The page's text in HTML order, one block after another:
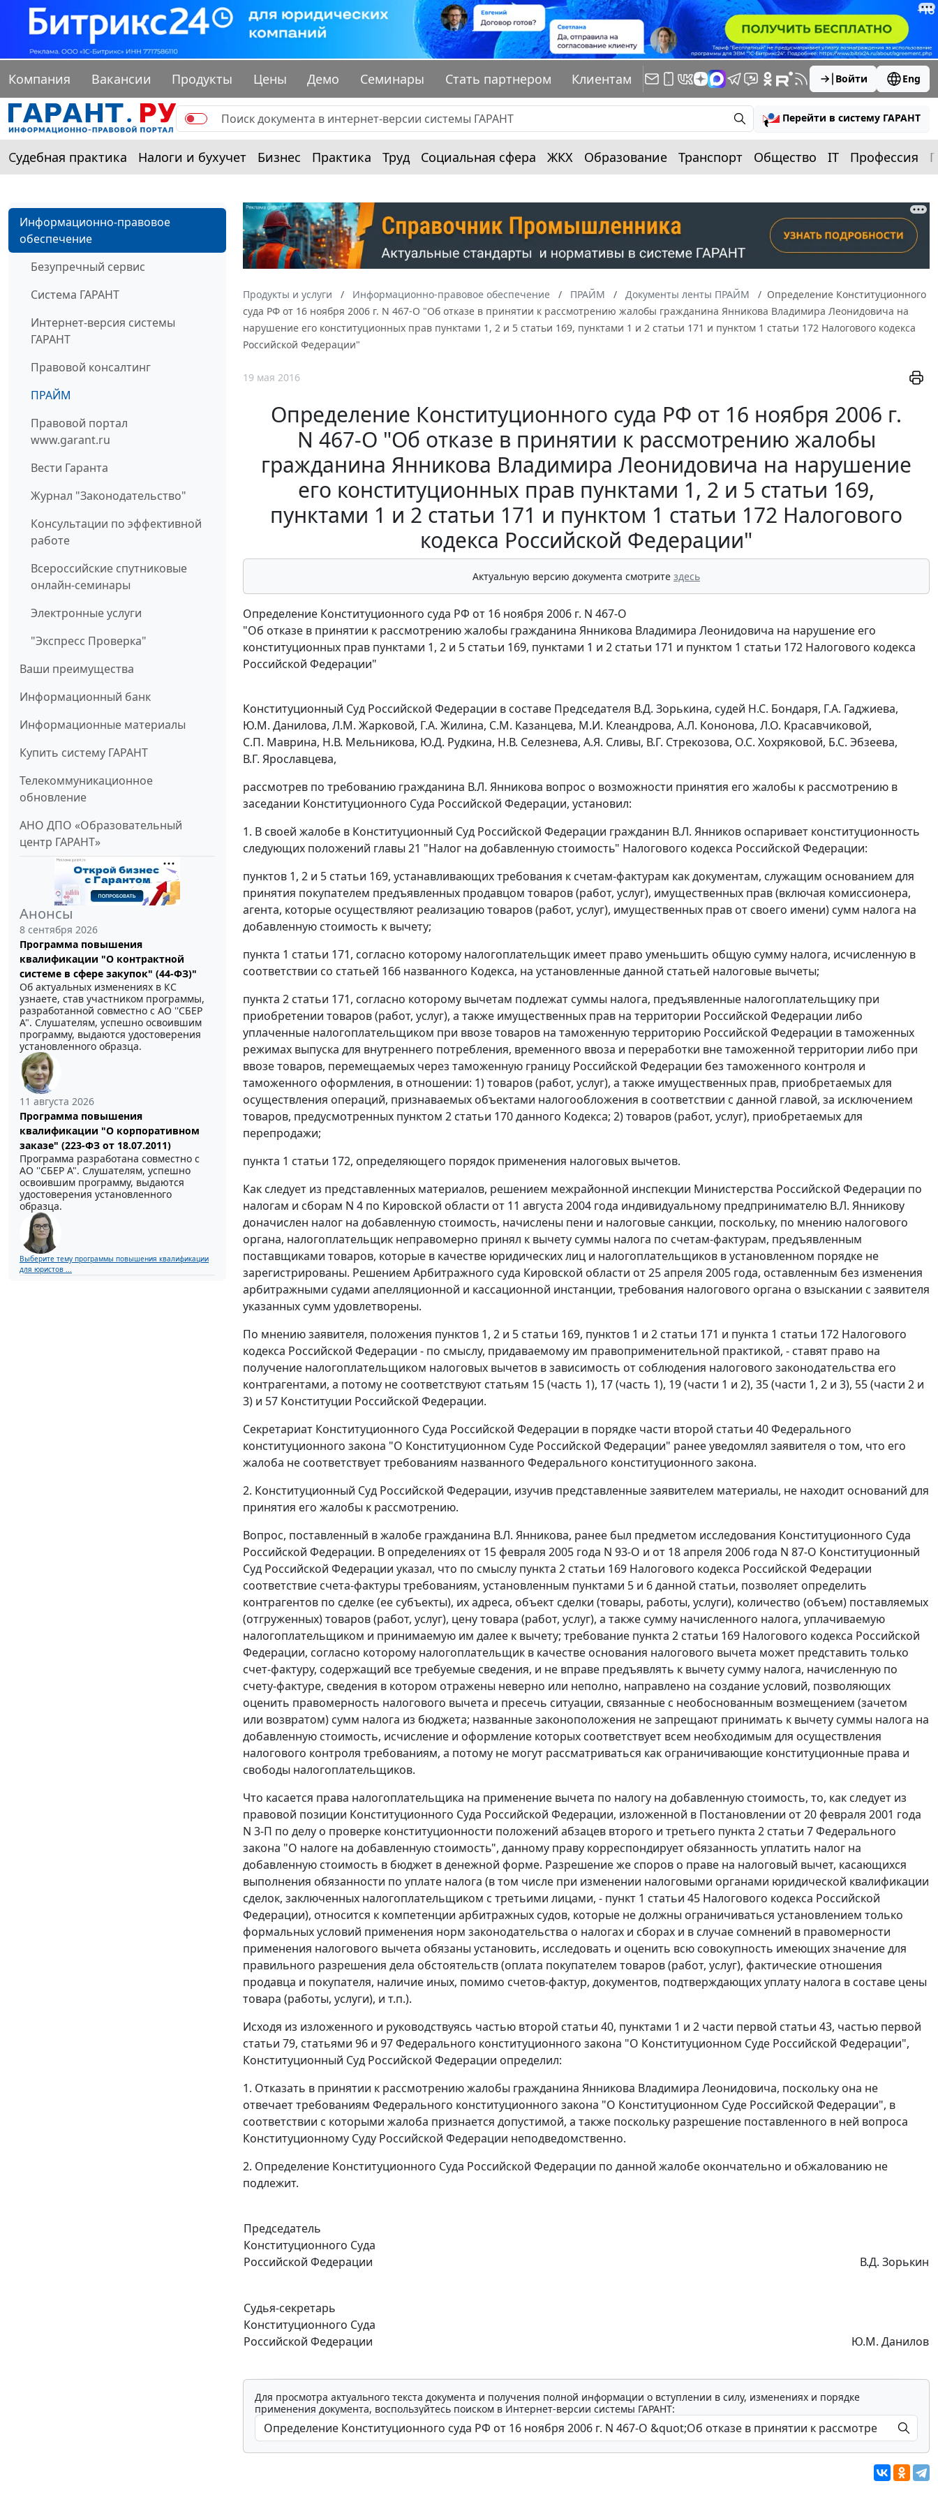
Компания Вакансии Продукты Цены Демо Семинары Стать партнером Клиентам Войти Eng
Перейти в систему ГАРАНТ
Судебная практика Налоги и бухучет Бизнес Практика Труд Социальная сфера ЖКХ Образование Транспорт Общество IT Профессия
Информационно-правовое
обеспечение
Безупречный сервис
Система ГАРАНТ
Интернет-версия системы
ГАРАНТ
Правовой консалтинг
ПРАЙМ
Правовой портал
www.garant.ru
Вести Гаранта
Журнал "Законодательство"
Консультации по эффективной
работе
Всероссийские спутниковые
онлайн-семинары
Электронные услуги
"Экспресс Проверка"
Ваши преимущества
Информационный банк
Информационные материалы
Купить систему ГАРАНТ
Телекоммуникационное
обновление
АНО ДПО «Образовательный
центр ГАРАНТ»
Анонсы
8 сентября 2026
Программа повышения
квалификации "О контрактной
системе в сфере закупок" (44-ФЗ)"
Об актуальных изменениях в КС
узнаете, став участником программы,
разработанной совместно с АО ''СБЕР
А". Слушателям, успешно освоившим
программу, выдаются удостоверения
установленного образца.
11 августа 2026
Программа повышения
квалификации "О корпоративном
заказе" (223-ФЗ от 18.07.2011)
Программа разработана совместно с
АО ''СБЕР А". Слушателям, успешно
освоившим программу, выдаются
удостоверения установленного
образца.
Выберите тему программы повышения квалификации
для юристов ...
Продукты и услуги Информационно-правовое обеспечение ПРАЙМ Документы ленты ПРАЙМ
Определение Конституционного
суда РФ от 16 ноября 2006 г. N 467-О "Об отказе в принятии к рассмотрению жалобы гражданина Янникова Владимира Леонидовича на
нарушение его конституционных прав пунктами 1, 2 и 5 статьи 169, пунктами 1 и 2 статьи 171 и пунктом 1 статьи 172 Налогового кодекса
Российской Федерации"
19 мая 2016
Определение Конституционного суда РФ от 16 ноября 2006 г.
N 467-О "Об отказе в принятии к рассмотрению жалобы
гражданина Янникова Владимира Леонидовича на нарушение
его конституционных прав пунктами 1, 2 и 5 статьи 169,
пунктами 1 и 2 статьи 171 и пунктом 1 статьи 172 Налогового
кодекса Российской Федерации"
Актуальную версию документа смотрите здесь
Определение Конституционного суда РФ от 16 ноября 2006 г. N 467-О
"Об отказе в принятии к рассмотрению жалобы гражданина Янникова Владимира Леонидовича на нарушение его
конституционных прав пунктами 1, 2 и 5 статьи 169, пунктами 1 и 2 статьи 171 и пунктом 1 статьи 172 Налогового кодекса
Российской Федерации"
Конституционный Суд Российской Федерации в составе Председателя В.Д. Зорькина, судей Н.С. Бондаря, Г.А. Гаджиева,
Ю.М. Данилова, Л.М. Жарковой, Г.А. Жилина, С.М. Казанцева, М.И. Клеандрова, А.Л. Кононова, Л.О. Красавчиковой,
С.П. Маврина, Н.В. Мельникова, Ю.Д. Рудкина, Н.В. Селезнева, А.Я. Сливы, В.Г. Стрекозова, О.С. Хохряковой, Б.С. Эбзеева,
В.Г. Ярославцева,
рассмотрев по требованию гражданина В.Л. Янникова вопрос о возможности принятия его жалобы к рассмотрению в
заседании Конституционного Суда Российской Федерации, установил:
1. В своей жалобе в Конституционный Суд Российской Федерации гражданин В.Л. Янников оспаривает конституционность
следующих положений главы 21 "Налог на добавленную стоимость" Налогового кодекса Российской Федерации:
пунктов 1, 2 и 5 статьи 169, устанавливающих требования к счетам-фактурам как документам, служащим основанием для
принятия покупателем предъявленных продавцом товаров (работ, услуг), имущественных прав (включая комиссионера,
агента, которые осуществляют реализацию товаров (работ, услуг), имущественных прав от своего имени) сумм налога на
добавленную стоимость к вычету;
пункта 1 статьи 171, согласно которому налогоплательщик имеет право уменьшить общую сумму налога, исчисленную в
соответствии со статьей 166 названного Кодекса, на установленные данной статьей налоговые вычеты;
пункта 2 статьи 171, согласно которому вычетам подлежат суммы налога, предъявленные налогоплательщику при
приобретении товаров (работ, услуг), а также имущественных прав на территории Российской Федерации либо
уплаченные налогоплательщиком при ввозе товаров на таможенную территорию Российской Федерации в таможенных
режимах выпуска для внутреннего потребления, временного ввоза и переработки вне таможенной территории либо при
ввозе товаров, перемещаемых через таможенную границу Российской Федерации без таможенного контроля и
таможенного оформления, в отношении: 1) товаров (работ, услуг), а также имущественных прав, приобретаемых для
осуществления операций, признаваемых объектами налогообложения в соответствии с данной главой, за исключением
товаров, предусмотренных пунктом 2 статьи 170данного Кодекса; 2) товаров (работ, услуг), приобретаемых для
перепродажи;
пункта 1 статьи 172, определяющего порядок применения налоговых вычетов.
Как следует из представленных материалов, решением межрайонной инспекции Министерства Российской Федерации по
налогам и сборам N 4 по Кировской области от 11 августа 2004 года индивидуальному предпринимателю В.Л. Янникову
доначислен налог на добавленную стоимость, начислены пени и налоговые санкции, поскольку, по мнению налогового
органа, налогоплательщик неправомерно принял к вычету суммы налога по счетам-фактурам, предъявленным
поставщиками товаров, которые в качестве юридических лиц и налогоплательщиков в установленном порядке не
зарегистрированы. Решением Арбитражного суда Кировской области от 25 апреля 2005 года, оставленным без изменения
арбитражными судами апелляционной и кассационной инстанции, требования налогового органа о взыскании с заявителя
указанных сумм удовлетворены.
По мнению заявителя, положения пунктов 1, 2 и 5 статьи 169, пунктов 1 и 2 статьи 171 и пункта 1 статьи 172 Налогового
кодекса Российской Федерации - по смыслу, придаваемому им правоприменительной практикой, - ставят право на
получение налогоплательщиком налоговых вычетов в зависимость от соблюдения налогового законодательства его
контрагентами, а потому не соответствуют статьям 15 (часть 1), 17 (часть 1), 19 (части 1 и 2), 35 (части 1, 2 и 3), 55 (части 2 и
3) и 57 Конституции Российской Федерации.
Секретариат Конституционного Суда Российской Федерации в порядке части второй статьи 40Федерального
конституционного закона "О Конституционном Суде Российской Федерации" ранее уведомлял заявителя о том, что его
жалоба не соответствует требованиям названного Федерального конституционного закона.
2. Конституционный Суд Российской Федерации, изучив представленные заявителем материалы, не находит оснований для
принятия его жалобы к рассмотрению.
Вопрос, поставленный в жалобе гражданина В.Л. Янникова, ранее был предметом исследования Конституционного Суда
Российской Федерации. В определениях от 15 февраля 2005 года N 93-О и от 18 апреля 2006 года N 87-О Конституционный
Суд Российской Федерации указал, что по смыслу пункта 2 статьи 169 Налогового кодекса Российской Федерации
соответствие счета-фактуры требованиям, установленным пунктами 5 и 6данной статьи, позволяет определить
контрагентов по сделке (ее субъекты), их адреса, объект сделки (товары, работы, услуги), количество (объем) поставляемых
(отгруженных) товаров (работ, услуг), цену товара (работ, услуг), а также сумму начисленного налога, уплачиваемую
налогоплательщиком и принимаемую им далее к вычету; требование пункта 2 статьи 169 Налогового кодекса Российской
Федерации, согласно которому налогоплательщик в качестве основания налогового вычета может представить только
счет-фактуру, содержащий все требуемые сведения, и не вправе предъявлять к вычету сумму налога, начисленную по
счету-фактуре, сведения в котором отражены неверно или неполно, направлено на создание условий, позволяющих
оценить правомерность налогового вычета и пресечь ситуации, связанные с необоснованным возмещением (зачетом
или возвратом) сумм налога из бюджета; названные законоположения не запрещают принимать к вычету суммы налога на
добавленную стоимость, исчисление и оформление которых соответствует всем необходимым для осуществления
налогового контроля требованиям, а потому не могут рассматриваться как ограничивающие конституционные права и
свободы налогоплательщиков.
Что касается права налогоплательщика на применение вычета по налогу на добавленную стоимость, то, как следует из
правовой позиции Конституционного Суда Российской Федерации, изложенной в Постановлении от 20 февраля 2001 года
N 3-П по делу о проверке конституционности положений абзацев второго и третьего пункта 2 статьи 7Федерального
закона "О налоге на добавленную стоимость", данному праву корреспондирует обязанность уплатить налог на
добавленную стоимость в бюджет в денежной форме. Разрешение же споров о праве на налоговый вычет, касающихся
выполнения обязанности по уплате налога (в том числе при изменении налоговыми органами юридической квалификации
сделок, заключенных налогоплательщиком с третьими лицами, - пункт 1 статьи 45 Налогового кодекса Российской
Федерации), относится к компетенции арбитражных судов, которые не должны ограничиваться установлением только
формальных условий применения норм законодательства о налогах и сборах и в случае сомнений в правомерности
применения налогового вычета обязаны установить, исследовать и оценить всю совокупность имеющих значение для
правильного разрешения дела обстоятельств (оплата покупателем товаров (работ, услуг), фактические отношения
продавца и покупателя, наличие иных, помимо счетов-фактур, документов, подтверждающих уплату налога в составе цены
товара (работы, услуги), и т.п.).
Исходя из изложенного и руководствуясь частью второй статьи 40, пунктами 1 и 2 части первой статьи 43, частью первой
статьи 79, статьями 96 и 97Федерального конституционного закона "О Конституционном Суде Российской Федерации",
Конституционный Суд Российской Федерации определил:
1. Отказать в принятии к рассмотрению жалобы гражданина Янникова Владимира Леонидовича, поскольку она не
отвечает требованиям Федерального конституционного закона "О Конституционном Суде Российской Федерации", в
соответствии с которыми жалоба признается допустимой, а также поскольку разрешение поставленного в ней вопроса
Конституционному Суду Российской Федерации неподведомственно.
2. Определение Конституционного Суда Российской Федерации по данной жалобе окончательно и обжалованию не
подлежит.
Председатель
Конституционного Суда
Российской Федерации
В.Д. Зорькин
Судья-секретарь
Конституционного Суда
Российской Федерации
Ю.М. Данилов
Для просмотра актуального текста документа и получения полной информации о вступлении в силу, изменениях и порядке
применения документа, воспользуйтесь поиском в Интернет-версии системы ГАРАНТ: